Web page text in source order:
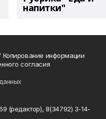
напитки"
информации
согласия
(редактор), 8(34792) 3-14-